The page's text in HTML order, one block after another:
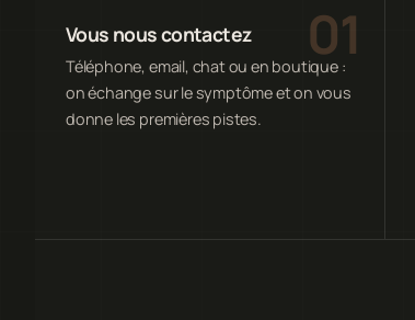
Vous nous contactez
Téléphone, email, chat ou en boutique :
on échange sur le symptôme et on vous
donne les premières pistes.